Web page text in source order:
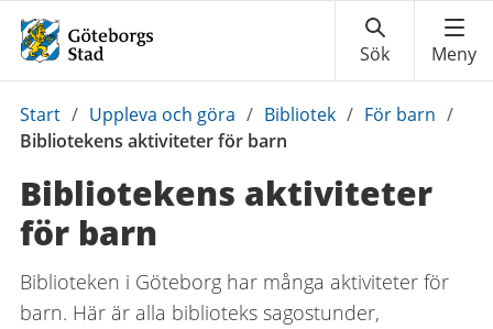
Du
är
Start / Uppleva och göra / Bibliotek / För barn /
Bibliotekens aktiviteter för barn
Bibliotekens aktiviteter
för barn
Biblioteken i Göteborg har många aktiviteter för
barn. Här är alla biblioteks sagostunder,